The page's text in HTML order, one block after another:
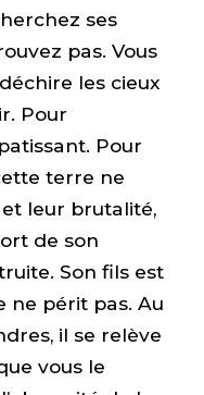
ses
pas. Vous
les cieux
Pour
Pour
terre ne
leur brutalité,
de son
Son fils est
ne périt pas. Au
il se relève
vous le